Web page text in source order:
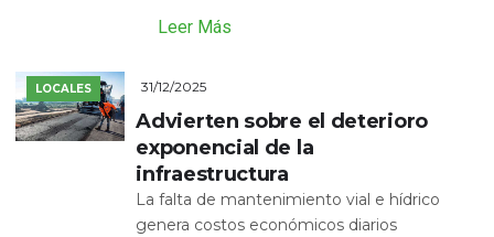
Leer Más
LOCALES 31/12/2025
Advierten sobre el deterioro
exponencial de la
infraestructura
La falta de mantenimiento vial e hídrico
genera costos económicos diarios